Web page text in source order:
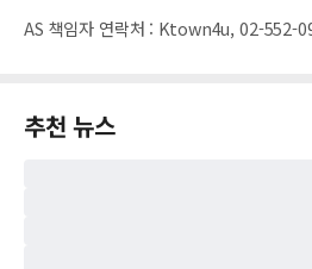
AS 책임자 연락처 : Ktown4u, 02-552-
추천 뉴스